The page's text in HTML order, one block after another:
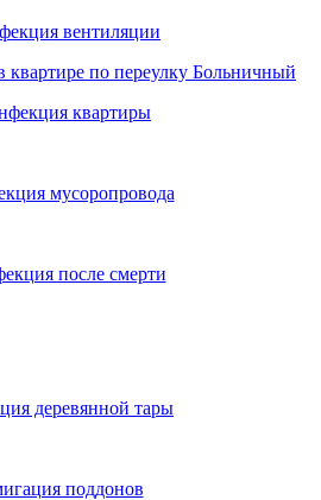
вентиляции
квартиры
мусоропровода
после смерти
деревянной тары
поддонов